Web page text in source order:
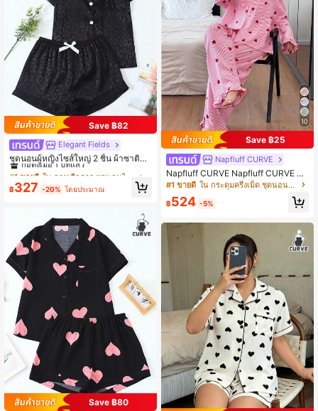
Save ฿82
Elegant Fields
ชุดนอนผู้หญิงไซส์ใหญ่ 2 ชิ้น ผ้าซาตินสี
ดำลายเสือดาว สำหรับฤดูใบไม้ผลิ/ฤดูร้
อน เสื้อแขนสั้นคอปก และกางเกงขาสั้น
ผูกโบว์
#1 ขายดี
ก่อตั้งเมื่อ 1 ปีที่แล้ว
#1 ขายดี
ก่อตั้งเมื่อ 1 ปีที่แล้ว
#1 ขายดี
ก่อตั้งเมื่อ 1 ปีที่แล้ว
#1 ขายดี
฿327 -20% โดยประมาณ
Save ฿80
10
Save ฿25
Napfluff CURVE
Napfluff CURVE Napfluff CURVE ชุด
นอนลายทางพิมพ์ลายหัวใจคอเห็ดสำห
รับสตรีอวบ, เสื้อผ้าฤดูใบไม้ร่วงและฤดู
หนาว
#1 ขายดี ใน กระดุมครึ่งเม็ด ชุดนอนไซส์ใหญ่
฿524 -5%